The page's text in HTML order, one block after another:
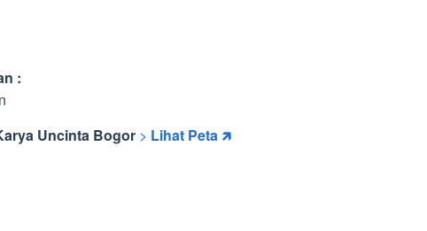
:
Uncinta Bogor > Lihat Peta 🡵